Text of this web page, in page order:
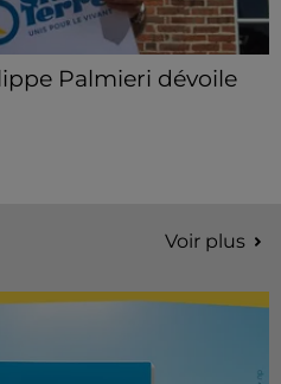
Palmieri dévoile
Voir plus